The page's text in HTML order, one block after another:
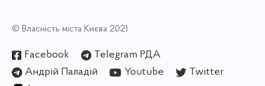
© Власність міста Києва 2021
Facebook
Telegram РДА
Андрій Паладій
Youtube
Twitter